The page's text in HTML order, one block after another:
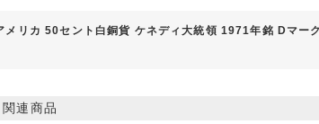
メリカ 50セント白銅貨 ケネディ大統領 1971年銘 Dマー
関連商品